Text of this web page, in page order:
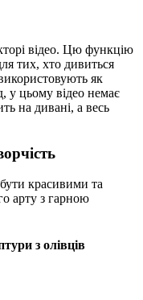
відео. Цю функцію
тих, хто дивиться
як
у цьому відео немає
на дивані, а весь
красивими та
арту з гарною
з олівців